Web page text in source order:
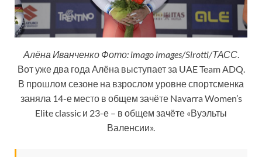
Алёна Иванченко Фото: imago images/Sirotti/ТАСС.
Вот уже два года Алёна выступает за UAE Team ADQ.
В прошлом сезоне на взрослом уровне спортсменка
заняла 14-е место в общем зачёте Navarra Women’s
Elite classic и 23-е – в общем зачёте «Вуэльты
Валенсии».